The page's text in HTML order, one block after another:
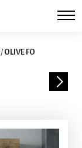
/ OLIVE FO